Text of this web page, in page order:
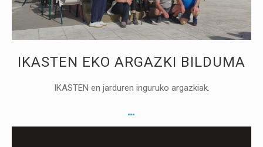
IKASTEN EKO ARGAZKI BILDUMA
IKASTEN en jarduren inguruko argazkiak.